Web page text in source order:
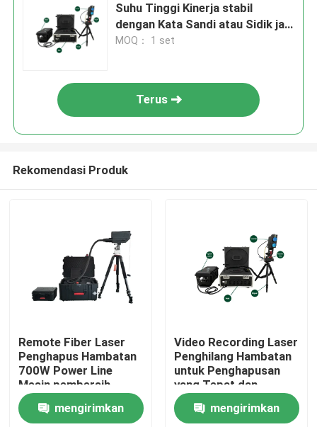
Rumah
Produk
Suhu Tinggi Kinerja stabil
dengan Kata Sandi atau Sidik jari
dan Kontrol Keamanan
MOQ： 1 set
Terus
Rekomendasi Produk
Remote Fiber Laser
Penghapus Hambatan
700W Power Line
Mesin pembersih
mengirimkan
Video Recording Laser
Penghilang Hambatan
untuk Penghapusan
yang Tepat dan
Terkontrol dari
Hambatanmengirimkan